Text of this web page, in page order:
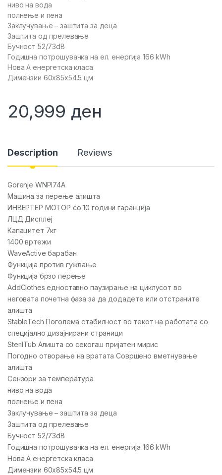
ниво на вода
полнење и пена
Заклучување – заштита за деца
Заштита од прелевање
Бучност 52/73dB
Годишна потрошувачка на ел. енергија 166 kWh
Нова А енергетска класа
Димензии 60x85x54.5 цм
20,999 ден
Description Reviews
Gorenje WNPI74A
Машина за перење алишта
ИНВЕРТЕР МОТОР со 10 години гаранција
ЛЦД Дисплеј
Капацитет 7кг
1400 вртежи
WaveActive барабан
Функција против гужвање
Функција брзо перење
AddClothes едноставно паузирање на циклусот во
неговата почетна фаза за да додадете или отстраните
алишта
StableTech Поголема стабилност во текот на работата со
специјално дизајнирани страници
SterilTub Алишта со секогаш пријатен мирис
Погодно отворање на вратата Совршено вметнување
алишта
Сензори за температура
ниво на вода
полнење и пена
Заклучување – заштита за деца
Заштита од прелевање
Бучност 52/73dB
Годишна потрошувачка на ел. енергија 166 kWh
Нова А енергетска класа
Димензии 60x85x54.5 цм